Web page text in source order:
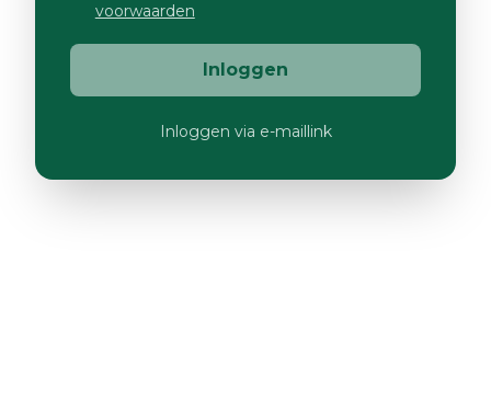
voorwaarden
Inloggen
Inloggen via e-maillink